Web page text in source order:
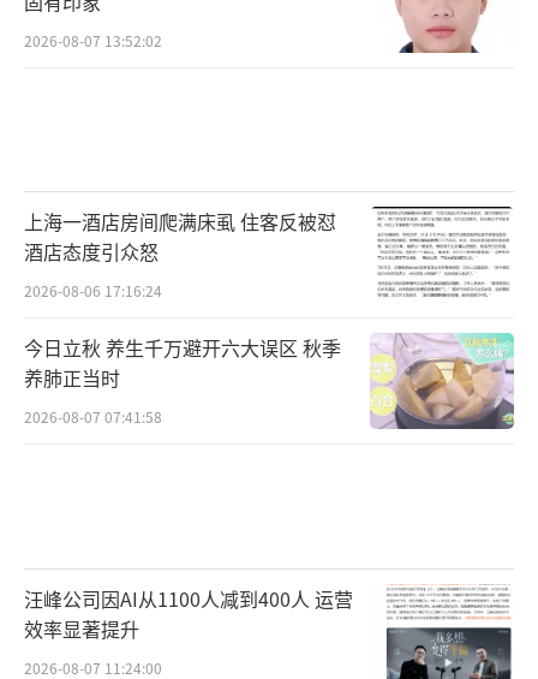
2026-08-07 13:52:02
上海一酒店房间爬满床虱 住客反被怼
酒店态度引众怒
2026-08-06 17:16:24
今日立秋 养生千万避开六大误区 秋季
养肺正当时
2026-08-07 07:41:58
汪峰公司因AI从1100人减到400人 运营
效率显著提升
2026-08-07 11:24:00